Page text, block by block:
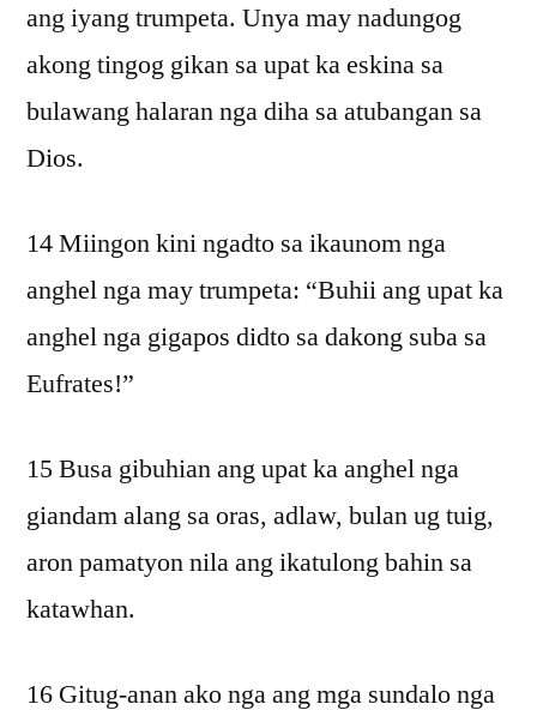
ang iyang trumpeta. Unya may nadungog
akong tingog gikan sa upat ka eskina sa
bulawang halaran nga diha sa atubangan sa
Dios.
14 Miingon kini ngadto sa ikaunom nga
anghel nga may trumpeta: “Buhii ang upat ka
anghel nga gigapos didto sa dakong suba sa
Eufrates!”
15 Busa gibuhian ang upat ka anghel nga
giandam alang sa oras, adlaw, bulan ug tuig,
aron pamatyon nila ang ikatulong bahin sa
katawhan.
16 Gitug-anan ako nga ang mga sundalo nga